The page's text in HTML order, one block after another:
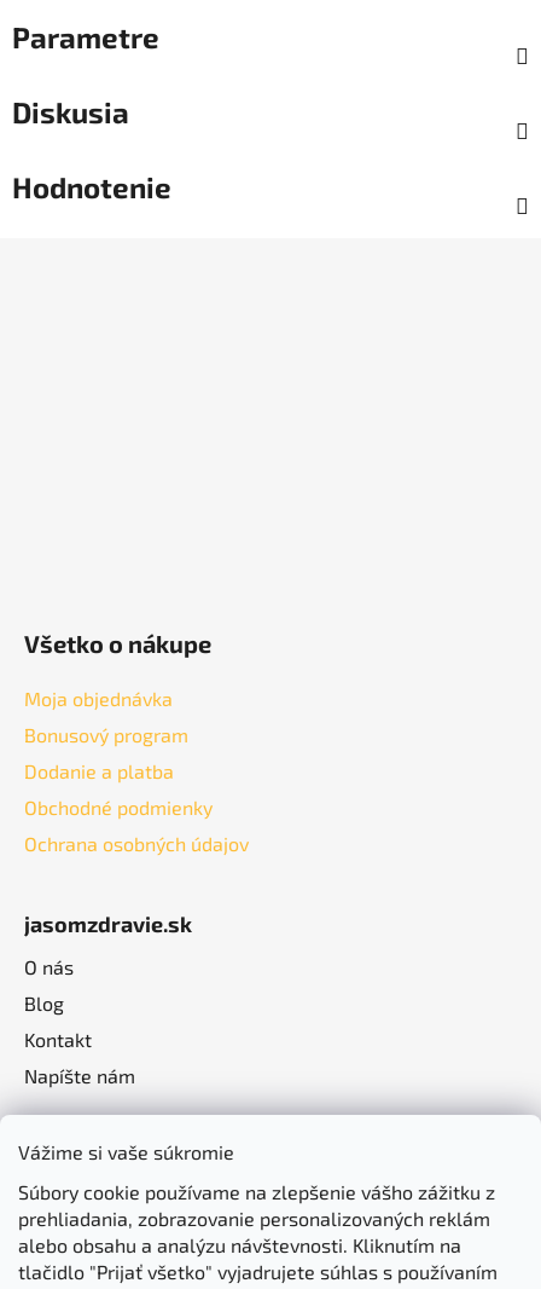
Vážime si vaše súkromie
Súbory cookie používame na zlepšenie vášho zážitku z
prehliadania, zobrazovanie personalizovaných reklám
alebo obsahu a analýzu návštevnosti. Kliknutím na
tlačidlo "Prijať všetko" vyjadrujete súhlas s používaním
Parametre
Diskusia
Hodnotenie
Všetko o nákupe
Moja objednávka
Bonusový program
Dodanie a platba
Obchodné podmienky
Ochrana osobných údajov
jasomzdravie.sk
O nás
Blog
Kontakt
Napíšte nám